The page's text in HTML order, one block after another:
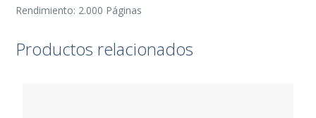
Rendimiento: 2.000 Páginas
Productos relacionados